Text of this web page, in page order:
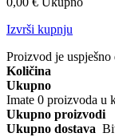
Izvrši kupnju
Proizvod je uspješno
Količina
Ukupno
Imate 0 proizvoda u
Ukupno proizvodi
Ukupno dostava